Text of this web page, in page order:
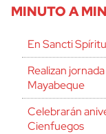
MINUTO A
En Sancti
Realizan
Mayabeque
Celebrarán
Cienfuegos